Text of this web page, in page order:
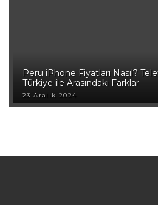
Peru iPhone Fiyatları Nasıl?
Türkiye ile Arasındaki Farklar
23 Aralık 2024